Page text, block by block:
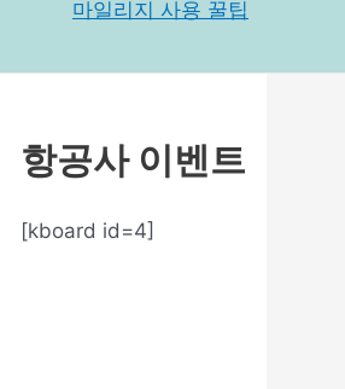
마일리지 사용 꿀팁
항공사 이벤트
[kboard id=4]